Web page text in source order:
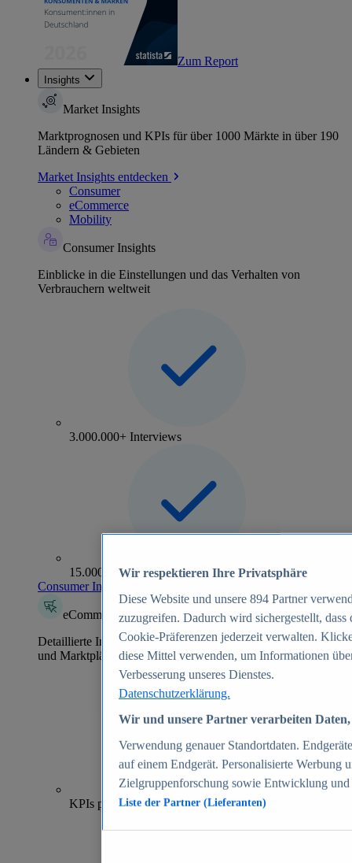
Zum Report
Insights
Market Insights
Marktprognosen und KPIs für über 1000 Märkte in über 190
Ländern & Gebieten
Market Insights entdecken
Consumer
eCommerce
Mobility
Consumer Insights
Einblicke in die Einstellungen und das Verhalten von
Verbrauchern weltweit
3.000.000+ Interviews
15.000+ Marken
Consumer Insights entdecken
eCommerce Insights
Detaillierte Informationen zu mehr als 39.000 Online-Shops
und Marktplätzen
70+
KPIs pro Shop
Wir respektieren Ihre Privatsphäre
Diese Website und unsere 894 Partner
zuzugreifen. Dadurch wird sichergestellt,
Cookie-Präferenzen jederzeit verwalten.
diese Mittel verwenden, um Informationen
Verbesserung unseres Dienstes.
Datenschutzerklärung.
Wir und unsere Partner verarbeiten
Verwendung genauer Standortdaten.
auf einem Endgerät. Personalisierte Werbung
Zielgruppenforschung sowie Entwicklung
Liste der Partner (Lieferanten)